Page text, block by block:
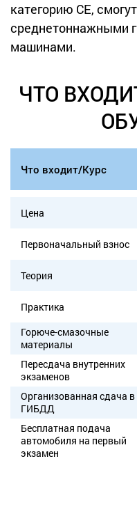
категорию СЕ,
среднетоннажными
машинами.
ЧТО
Что входит/Курс
Цена
Первоначальный взнос
Теория
Практика
Горюче-смазочные
материалы
Пересдача внутренних
экзаменов
Организованная сдача в
ГИБДД
Бесплатная подача
автомобиля на первый
экзамен